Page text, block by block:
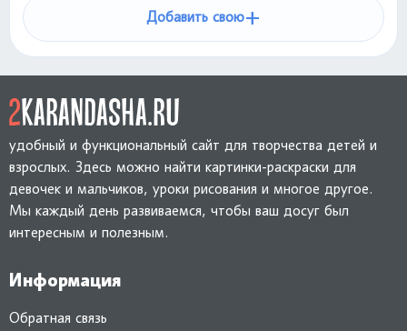
Добавить свою+
удобный и функциональный сайт для творчества детей и
взрослых. Здесь можно найти картинки-раскраски для
девочек и мальчиков, уроки рисования и многое другое.
Мы каждый день развиваемся, чтобы ваш досуг был
интересным и полезным.
Информация
Обратная связь